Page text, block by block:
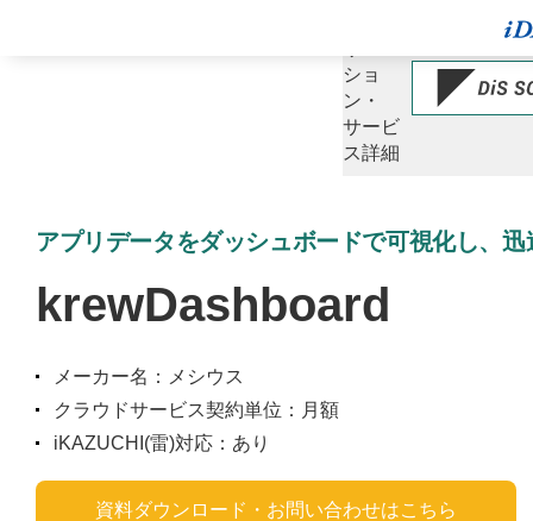
ショ
ン・
サービ
ス詳細
アプリデータをダッシュボードで可視化し、
krewDashboard
メーカー名：メシウス
クラウドサービス契約単位：月額
iKAZUCHI(雷)対応：あり
資料ダウンロード・お問い合わせはこちら